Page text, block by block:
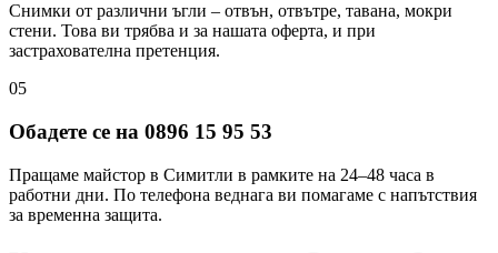
Снимки от различни ъгли – отвън, отвътре, тавана, мокри
стени. Това ви трябва и за нашата оферта, и при
застрахователна претенция.
05
Обадете се на 0896 15 95 53
Пращаме майстор в Симитли в рамките на 24–48 часа в
работни дни. По телефона веднага ви помагаме с напътствия
за временна защита.